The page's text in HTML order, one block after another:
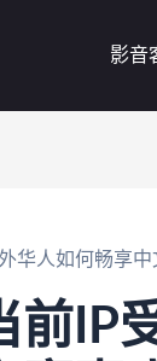
影音
华人如何畅享中
前IP